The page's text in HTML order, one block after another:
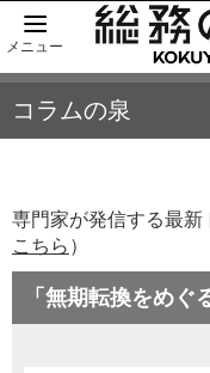
メニュー
コラムの泉
専門家が発信する最
こちら ）
「無期転換をめ